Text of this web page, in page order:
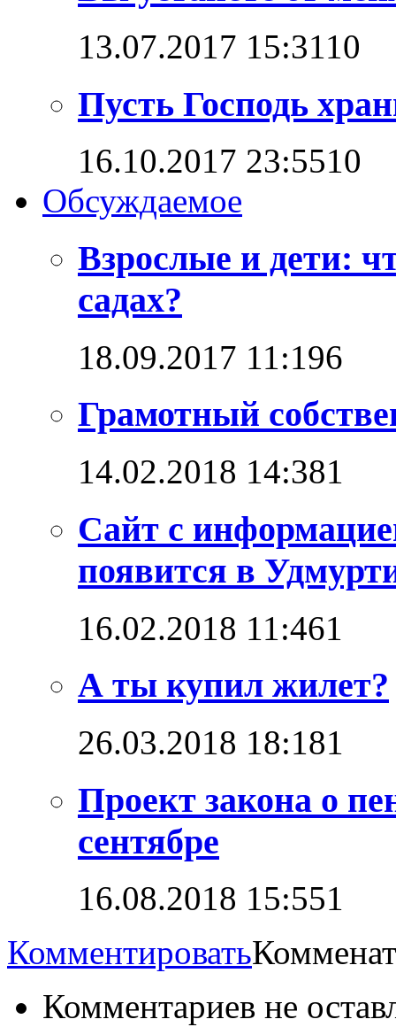
13.07.2017 15:3110
Пусть Господь
16.10.2017 23:5510
Обсуждаемое
Взрослые и дети:
садах?
18.09.2017 11:196
Грамотный
14.02.2018 14:381
Сайт с
появится в
16.02.2018 11:461
А ты купил жилет?
26.03.2018 18:181
Проект закона о
сентябре
16.08.2018 15:551
Комментировать
Комментариев не